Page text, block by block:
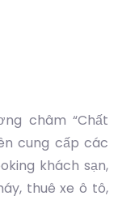
châm “Chất
cung cấp các
khách sạn,
thuê xe ô tô,